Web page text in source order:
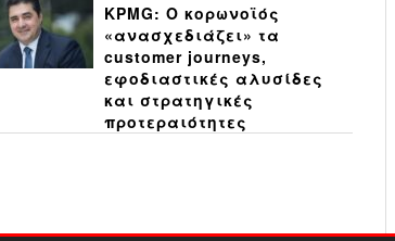
KPMG: Ο κορωνοϊός
«ανασχεδιάζει» τα
customer journeys,
εφοδιαστικές αλυσίδες
και στρατηγικές
προτεραιότητες